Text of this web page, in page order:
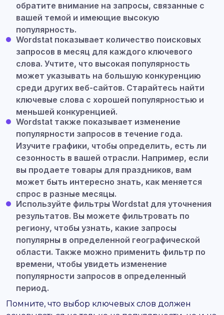
обратите внимание на запросы, связанные с
вашей темой и имеющие высокую
популярность.
Wordstat показывает количество поисковых
запросов в месяц для каждого ключевого
слова. Учтите, что высокая популярность
может указывать на большую конкуренцию
среди других веб-сайтов. Старайтесь найти
ключевые слова с хорошей популярностью и
меньшей конкуренцией.
Wordstat также показывает изменение
популярности запросов в течение года.
Изучите графики, чтобы определить, есть ли
сезонность в вашей отрасли. Например, если
вы продаете товары для праздников, вам
может быть интересно знать, как меняется
спрос в разные месяцы.
Используйте фильтры Wordstat для уточнения
результатов. Вы можете фильтровать по
региону, чтобы узнать, какие запросы
популярны в определенной географической
области. Также можно применить фильтр по
времени, чтобы увидеть изменение
популярности запросов в определенный
период.
Помните, что выбор ключевых слов должен